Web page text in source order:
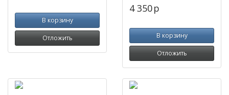
В корзину
Отложить
4 350p
В корзину
Отложить